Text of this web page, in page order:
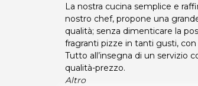
La nostra cucina semplice e
nostro chef, propone una
qualità; senza dimenticare la
fragranti pizze in tanti gusti,
Tutto all’insegna di un servizio
qualità-prezzo.
Altro